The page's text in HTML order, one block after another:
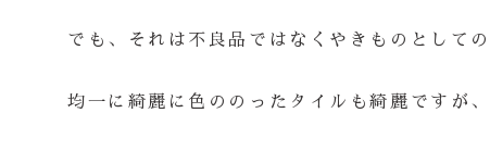
でも、それは不良品ではなくやきものとしての
均一に綺麗に色ののったタイルも綺麗ですが